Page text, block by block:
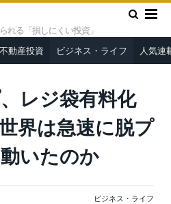
れる「損しにくい投資」
不動産投資 ビジネス・ライフ 人気連
ミニストップ、レジ袋有料化実験
チックに動いたのか
レジ袋有料化
界は急速に脱プ
いたのか
ビジネス・ライフ